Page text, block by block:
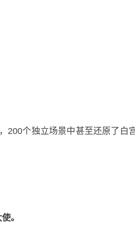
200个独立场景中甚至还原了白
。